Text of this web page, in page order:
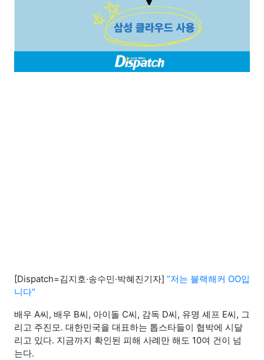
[Dispatch=김지호·송수민·박혜진기자] “저는 블랙해커 OO입
니다”
배우 A씨, 배우 B씨, 아이돌 C씨, 감독 D씨, 유명 셰프 E씨, 그
리고 주진모. 대한민국을 대표하는 톱스타들이 협박에 시달
리고 있다. 지금까지 확인된 피해 사례만 해도 10여 건이 넘
는다.